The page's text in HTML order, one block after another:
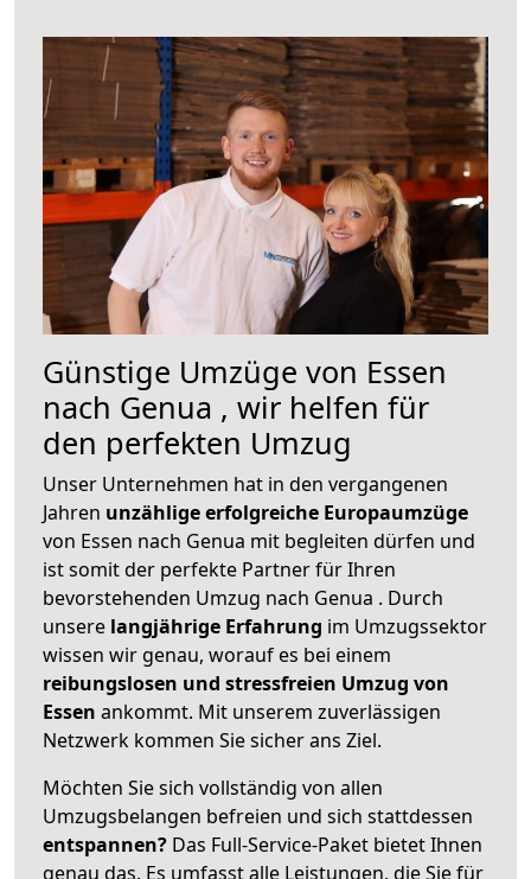
Günstige Umzüge von Essen
nach Genua , wir helfen für
den perfekten Umzug
Unser Unternehmen hat in den vergangenen
Jahren unzählige erfolgreiche Europaumzüge
von Essen nach Genua mit begleiten dürfen und
ist somit der perfekte Partner für Ihren
bevorstehenden Umzug nach Genua . Durch
unsere langjährige Erfahrung im Umzugssektor
wissen wir genau, worauf es bei einem
reibungslosen und stressfreien Umzug von
Essen ankommt. Mit unserem zuverlässigen
Netzwerk kommen Sie sicher ans Ziel.
Möchten Sie sich vollständig von allen
Umzugsbelangen befreien und sich stattdessen
entspannen? Das Full-Service-Paket bietet Ihnen
genau das. Es umfasst alle Leistungen, die Sie für